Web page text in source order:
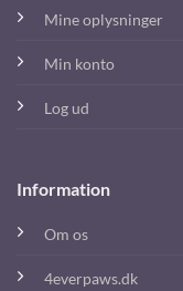
Mine oplysninger
Min konto
Log ud
Information
Om os
4everpaws.dk